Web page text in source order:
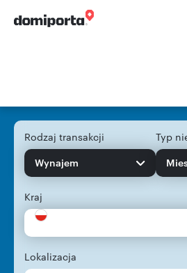
Rodzaj transakcji
Wynajem
Typ
Kraj
Lokalizacja